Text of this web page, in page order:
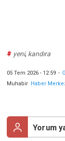
# yeni, kandıra
05 Tem 2026 - 12:59 -
Muhabir
Haber